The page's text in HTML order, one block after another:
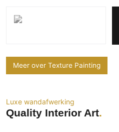
Meer over Texture Painting
Luxe wandafwerking
Quality Interior Art